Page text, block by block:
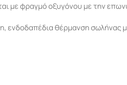
με φραγμό οξυγόνου με την
ενδοδαπέδια θέρμανση σωλήνας